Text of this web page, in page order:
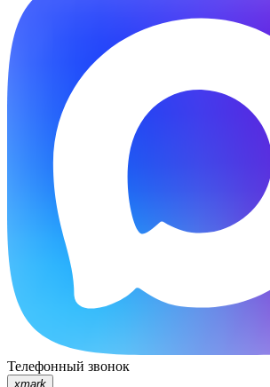
Телефонный звонок
xmark